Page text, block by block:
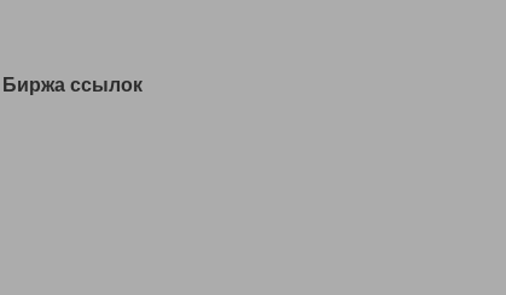
Биржа ссылок